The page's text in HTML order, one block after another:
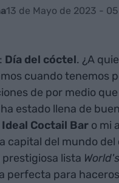
13 de Mayo de 2023 -
Día del cóctel. ¿A
cuando tenemos
de por medio
estado llena de
Ideal Coctail Bar o mi
capital del mundo
prestigiosa lista
perfecta para